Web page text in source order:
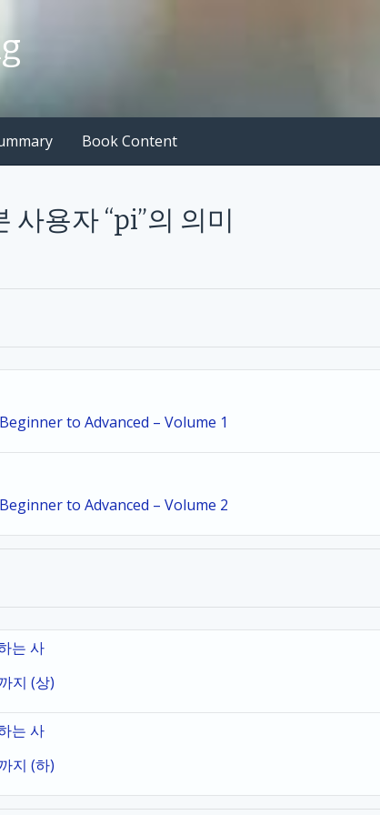
Book Content
용자 “pi”의 의미
to Advanced – Volume 1
to Advanced – Volume 2
는 사
지 (상)
는 사
지 (하)